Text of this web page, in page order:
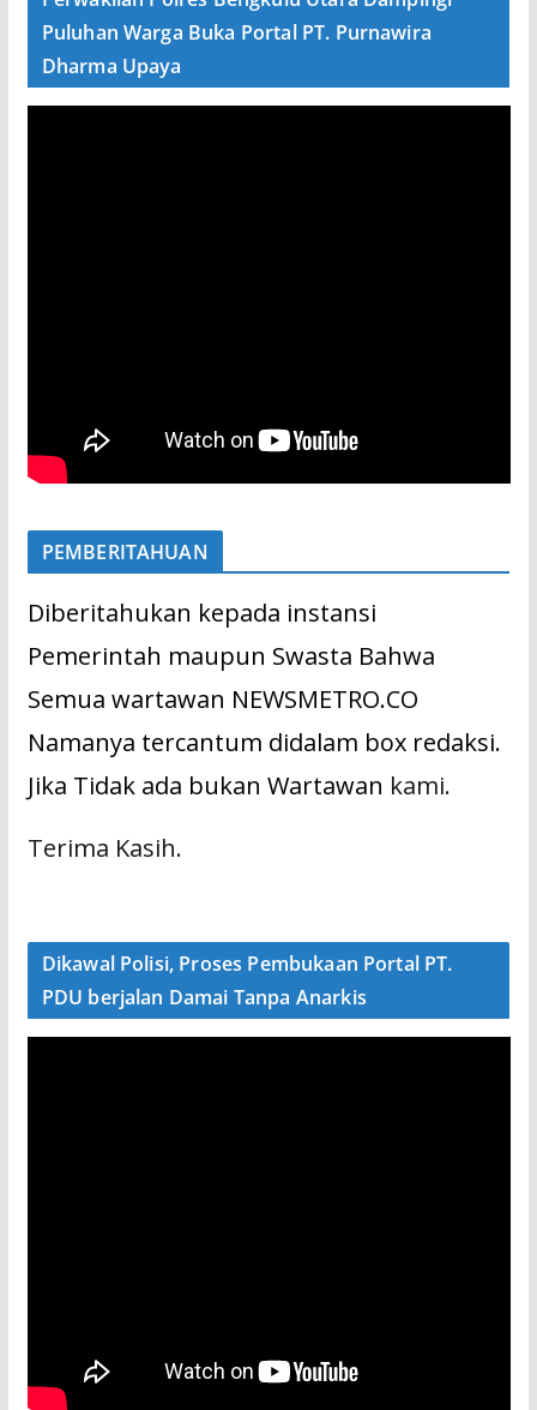
Puluhan Warga Buka Portal PT. Purnawira
Dharma Upaya
PEMBERITAHUAN
Diberitahukan kepada instansi
Pemerintah maupun Swasta Bahwa
Semua wartawan NEWSMETRO.CO
Namanya tercantum didalam box redaksi.
Jika Tidak ada bukan Wartawan kami.
Terima Kasih.
Dikawal Polisi, Proses Pembukaan Portal PT.
PDU berjalan Damai Tanpa Anarkis